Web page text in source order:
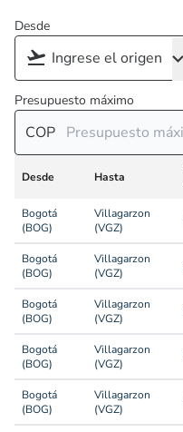
Desde
Presupuesto máximo
COP
Desde Hasta
Bogotá
(BOG)
Villagarzon
(VGZ)
Bogotá
(BOG)
Villagarzon
(VGZ)
Bogotá
(BOG)
Villagarzon
(VGZ)
Bogotá
(BOG)
Villagarzon
(VGZ)
Bogotá
(BOG)
Villagarzon
(VGZ)